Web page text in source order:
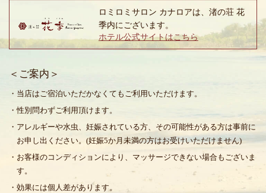
ロミロミサロン カナロアは、渚の荘 花
季内にございます。
ホテル公式サイトはこちら
＜ご案内＞
・当店はご宿泊いただかなくてもご利用いただけます。
・性別問わずご利用頂けます。
・アレルギーや水虫、妊娠されている方、その可能性がある方は事前に
お申し出ください。(妊娠5か月未満の方はお受けいただけません)
・お客様のコンディションにより、マッサージできない場合もございま
す。
・効果には個人差があります。